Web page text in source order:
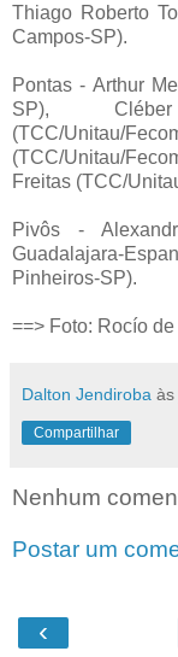
Thiago Roberto
Campos-SP).
Pontas - Arthur
SP),
(TCC/Unitau/
(TCC/Unitau/
Freitas (TCC/
Pivôs -
Guadalajara-
Pinheiros-SP).
==> Foto: Rocío
Dalton Jendiroba às
Compartilhar
Nenhum
Postar um
‹